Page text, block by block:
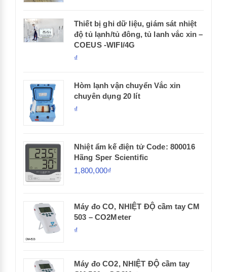
Thiết bị ghi dữ liệu, giám sát nhiệt
độ tủ lạnh/tủ đông, tủ lanh vắc xin –
COEUS -WIFI/4G
₫
Hòm lạnh vận chuyển Vắc xin
chuyên dụng 20 lít
₫
Nhiệt ẩm kế điện tử Code: 800016
Hãng Sper Scientific
1,800,000₫
Máy đo CO, NHIỆT ĐỘ cầm tay CM
503 – CO2Meter
₫
Máy đo CO2, NHIỆT ĐỘ cầm tay